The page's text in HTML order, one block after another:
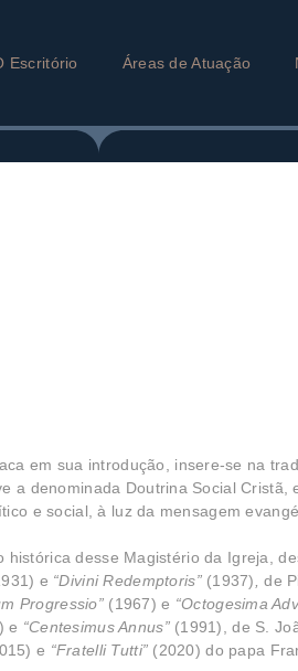
Escritório Áreas de Atuação
em sua introdução, insere-se na
a denominada Doutrina Social Cristã,
e social, à luz da mensagem
desse Magistério da Igreja,
e “Divini Redemptoris”(1937),de
Progressio” (1967) e “Octogesima
e “Centesimus Annus” (1991), de S.
e “Fratelli Tutti” (2020) do papa